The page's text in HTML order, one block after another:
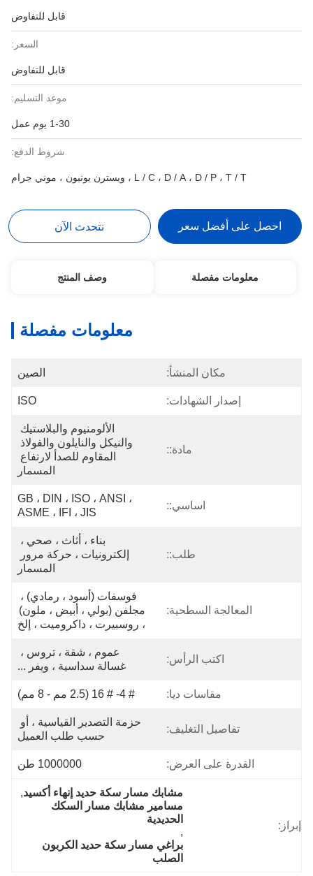
قابل للتفاوض
السعر:
قابل للتفاوض
موعد التسليم:
1-30 يوم عمل
شروط الدفع:
L / C ، D / A ، D / P ، T / T ، ويسترن يونيون ، موني جرام
احصل على أفضل سعر نتحدث الآن
معلومات مفصلة وصف المنتج
معلومات مفصلة
مكان المنشأ: الصين
إصدار الشهادات: ISO
مادة::
المسمار
اساسي::
GB ، DIN ، ISO ، ANSI ،
ASME ، IFI ، JIS
طلب::
المسمار
المعالجة السطحية:
، روسبيرت ، داكروميت ، إلخ
اكتب الرأس:
غسالة سداسية ، ويفر ...
مقاسات ديا: # 4- # 16 (2.5 مم - 8 مم)
تفاصيل التغليف:
حسب طلب العميل
القدرة على العرض: 1000000 طن
إبراز:
مشابك مسار سكة حديد إنهاء أكسيد,
الحديدية
,
الصلب